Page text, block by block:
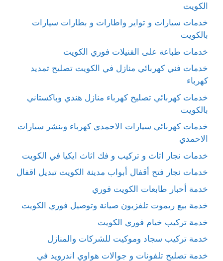
الكويت
خدمات سيارات و تواير واطارات و بطارات سيارات
بالكويت
خدمات طباعة على الفنيلات فوري الكويت
خدمات فني كهربائي منازل في الكويت تصليح تمديد
كهرباء
خدمات كهربائي تصليح كهرباء منازل هندي وباكستاني
بالكويت
خدمات كهربائي سيارات الاحمدي كهرباء وبنشر سيارات
الاحمدي
خدمات نجار اثاث و تركيب و فك اثاث ايكيا في الكويت
خدمات نجار فتح أقفال أبواب مدينة الكويت تبديل اقفال
خدمة أحبار طابعات الكويت فوري
خدمة بيع ريموت تلفزيون صيانة وتوصيل فوري الكويت
خدمة تركيب خيام فوري الكويت
خدمة تركيب سجاد وموكيت للشركات والمنازل
خدمة تصليح تلفونات و جوالات هواوي اندرويد في